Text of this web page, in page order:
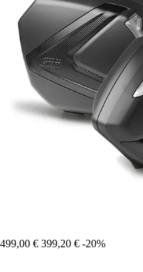
499,00 € 399,20 € -20%